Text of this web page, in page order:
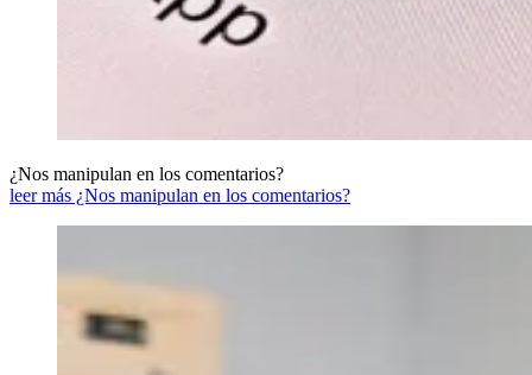
¿Nos manipulan en los comentarios?
leer más ¿Nos manipulan en los comentarios?